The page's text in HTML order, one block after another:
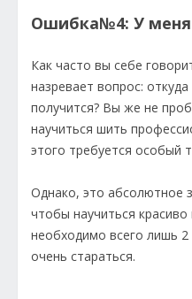
Ошибка№4: У меня
Как часто вы себе
назревает вопрос:
получится? Вы же не
научиться шить
этого требуется особый
Однако, это абсолютное
чтобы научиться
необходимо всего лишь
очень стараться.